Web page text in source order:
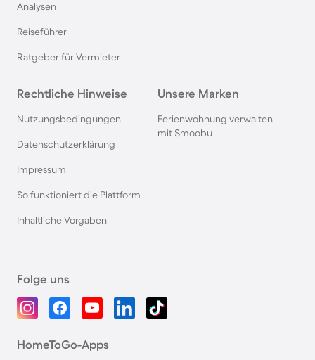
Analysen
Reiseführer
Ratgeber für Vermieter
Rechtliche Hinweise
Nutzungsbedingungen
Datenschutzerklärung
Impressum
So funktioniert die Plattform
Inhaltliche Vorgaben
Unsere Marken
Ferienwohnung verwalten
mit Smoobu
Folge uns
HomeToGo-Apps